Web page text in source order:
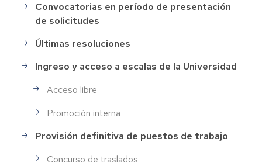
Selección
de
Personal
Convocatorias en período de presentación
de solicitudes
Últimas resoluciones
Ingreso y acceso a escalas de la Universidad
Acceso libre
Promoción interna
Provisión definitiva de puestos de trabajo
Concurso de traslados